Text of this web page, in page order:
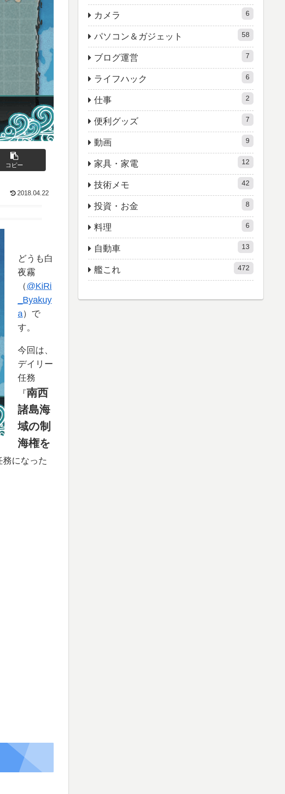
コピー
2018.04.22
どうも白
夜霧
（ @KiRi
_Byakuy
a）で
す。
今回は、
デイリー
任務
『南西
諸島海
域の制
海権を
になった
カメラ 6
パソコン＆ガジェット 58
ブログ運営 7
ライフハック 6
仕事 2
便利グッズ 7
動画 9
家具・家電 12
技術メモ 42
投資・お金 8
料理 6
自動車 13
艦これ 472